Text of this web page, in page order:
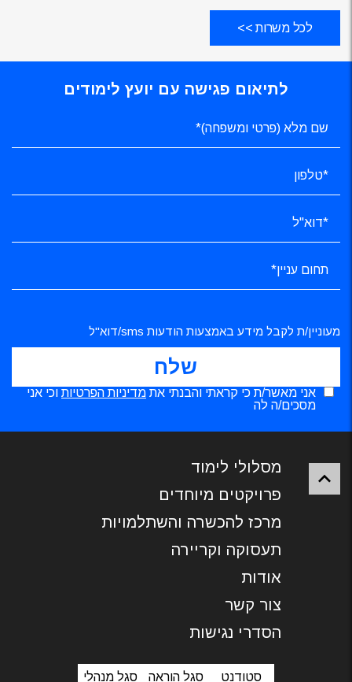
לכל משרות >>
לתיאום פגישה עם יועץ לימודים
מעוניין/ת לקבל מידע באמצעות הודעות sms/דוא"ל
אני מאשר/ת כי קראתי והבנתי את מדיניות הפרטיות וכי אני
מסכים/ה לה
מסלולי לימוד
פרויקטים מיוחדים
מרכז להכשרה והשתלמויות
תעסוקה וקריירה
אודות
צור קשר
הסדרי נגישות
סטודנט סגל הוראה סגל מנהלי